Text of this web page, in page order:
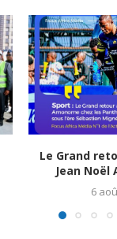
Le Grand
Jean Noël
6